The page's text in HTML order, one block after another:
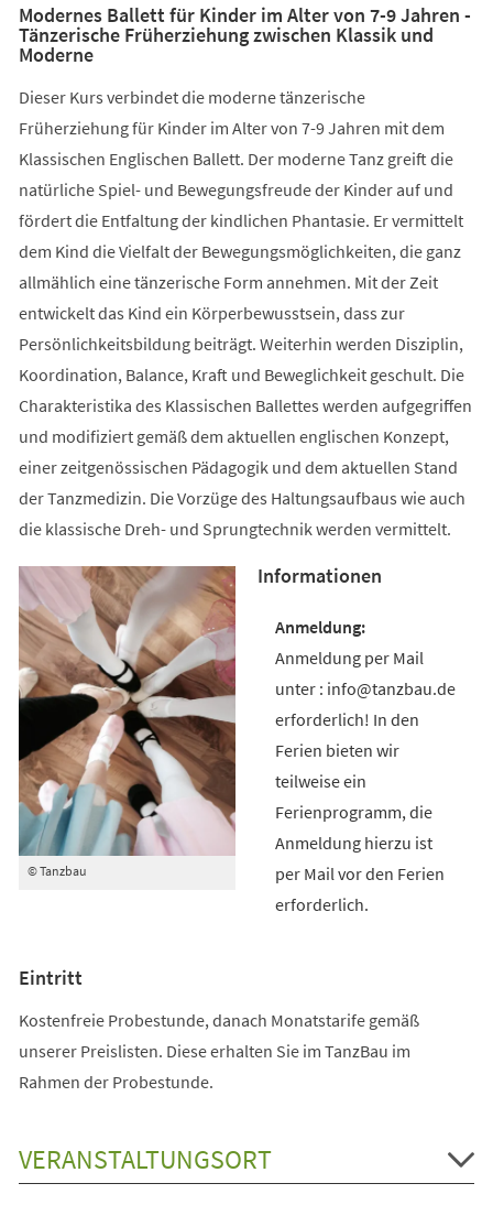
Modernes Ballett für Kinder im Alter von 7-9 Jahren -
Tänzerische Früherziehung zwischen Klassik und
Moderne
Dieser Kurs verbindet die moderne tänzerische
Früherziehung für Kinder im Alter von 7-9 Jahren mit dem
Klassischen Englischen Ballett. Der moderne Tanz greift die
natürliche Spiel- und Bewegungsfreude der Kinder auf und
fördert die Entfaltung der kindlichen Phantasie. Er vermittelt
dem Kind die Vielfalt der Bewegungsmöglichkeiten, die ganz
allmählich eine tänzerische Form annehmen. Mit der Zeit
entwickelt das Kind ein Körperbewusstsein, dass zur
Persönlichkeitsbildung beiträgt. Weiterhin werden Disziplin,
Koordination, Balance, Kraft und Beweglichkeit geschult. Die
Charakteristika des Klassischen Ballettes werden aufgegriffen
und modifiziert gemäß dem aktuellen englischen Konzept,
einer zeitgenössischen Pädagogik und dem aktuellen Stand
der Tanzmedizin. Die Vorzüge des Haltungsaufbaus wie auch
die klassische Dreh- und Sprungtechnik werden vermittelt.
© Tanzbau
Informationen
Anmeldung per Mail
unter : info@tanzbau.de
erforderlich! In den
Ferien bieten wir
teilweise ein
Ferienprogramm, die
Anmeldung hierzu ist
per Mail vor den Ferien
erforderlich.
Eintritt
Kostenfreie Probestunde, danach Monatstarife gemäß
unserer Preislisten. Diese erhalten Sie im TanzBau im
Rahmen der Probestunde.
VERANSTALTUNGSORT